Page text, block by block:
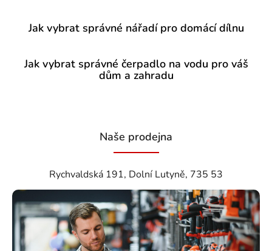
Jak vybrat správné nářadí pro domácí dílnu
Jak vybrat správné čerpadlo na vodu pro váš
dům a zahradu
Naše prodejna
Rychvaldská 191, Dolní Lutyně, 735 53